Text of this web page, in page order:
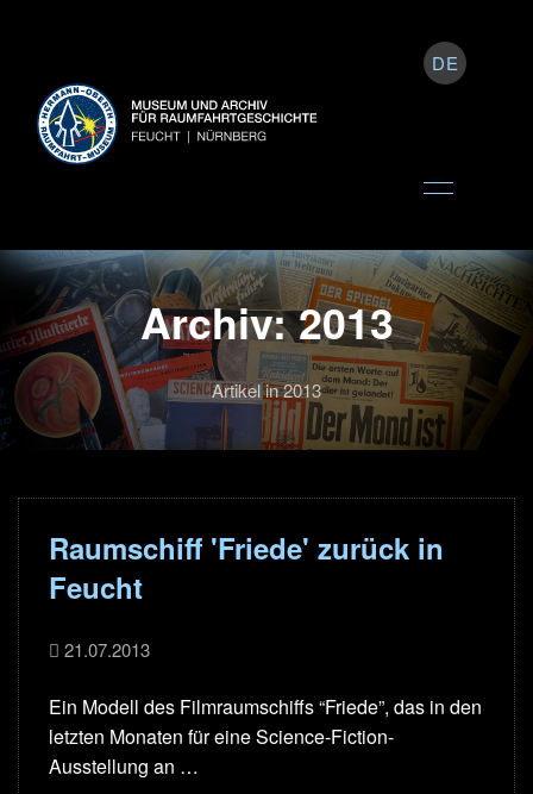
DE
Archiv: 2013
Artikel in 2013
Raumschiff 'Friede' zurück in
Feucht
21.07.2013
Ein Modell des Filmraumschiffs “Friede”, das in den
letzten Monaten für eine Science-Fiction-
Ausstellung an …